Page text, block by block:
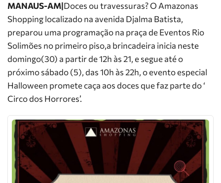
MANAUS-AM|Doces ou travessuras? O Amazonas
Shopping localizado na avenida Djalma Batista,
preparou uma programação na praça de Eventos Rio
Solimões no primeiro piso,a brincadeira inicia neste
domingo(30) a partir de 12h às 21, e segue até o
próximo sábado (5), das 10h às 22h, o evento especial
Halloween promete caça aos doces que faz parte do ‘
Circo dos Horrores’.